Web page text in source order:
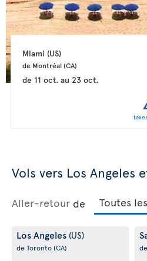
Miami (US)
de Montréal (CA)
de 11 oct.au 23 oct.
Vols vers Los Angeles
Aller-retour de
Los Angeles (US)
de Toronto(CA)